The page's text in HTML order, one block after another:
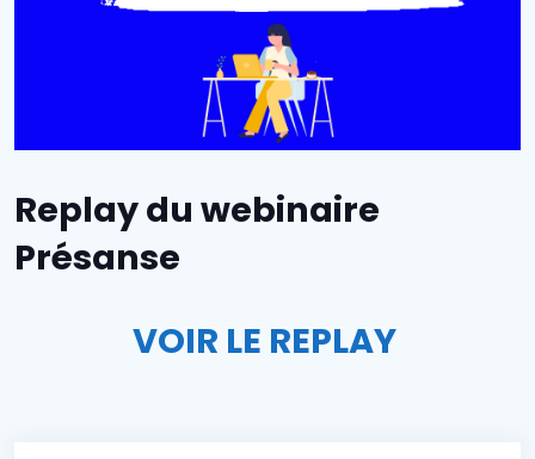
Replay du webinaire
Présanse
VOIR LE REPLAY